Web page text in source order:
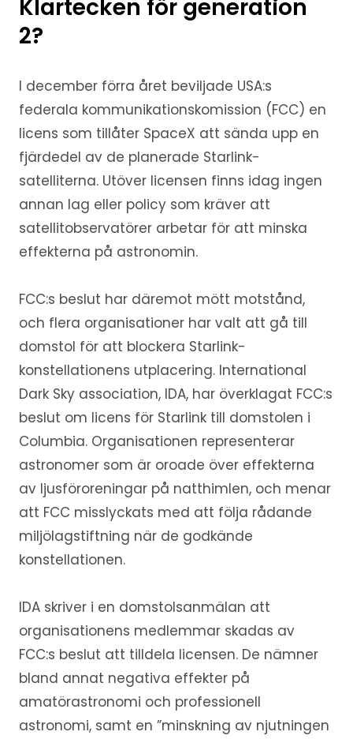
Klartecken för generation
2?
I december förra året beviljade USA:s
federala kommunikationskomission (FCC) en
licens som tillåter SpaceX att sända upp en
fjärdedel av de planerade Starlink-
satelliterna. Utöver licensen finns idag ingen
annan lag eller policy som kräver att
satellitobservatörer arbetar för att minska
effekterna på astronomin.
FCC:s beslut har däremot mött motstånd,
och flera organisationer har valt att gå till
domstol för att blockera Starlink-
konstellationens utplacering. International
Dark Sky association, IDA, har överklagat FCC:s
beslut om licens för Starlink till domstolen i
Columbia. Organisationen representerar
astronomer som är oroade över effekterna
av ljusföroreningar på natthimlen, och menar
att FCC misslyckats med att följa rådande
miljölagstiftning när de godkände
konstellationen.
IDA skriver i en domstolsanmälan att
organisationens medlemmar skadas av
FCC:s beslut att tilldela licensen. De nämner
bland annat negativa effekter på
amatörastronomi och professionell
astronomi, samt en ”minskning av njutningen